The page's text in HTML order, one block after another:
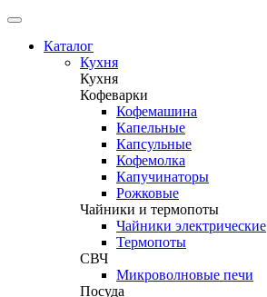
Каталог
Кухня
Кухня
Кофеварки
Кофемашина
Капельные
Капсульные
Кофемолка
Капучинаторы
Рожковые
Чайники и термопоты
Чайники электрические
Термопоты
СВЧ
Микроволновые печи
Посуда